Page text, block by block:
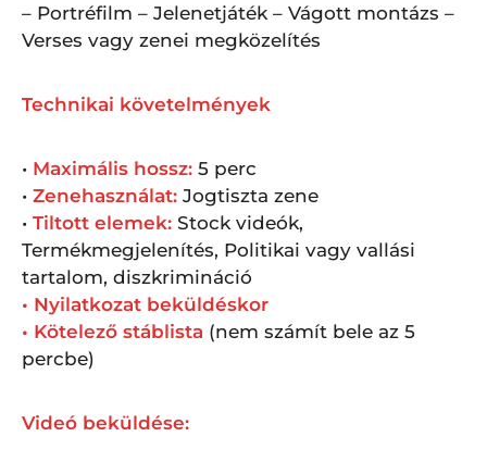
– Portréfilm – Jelenetjáték – Vágott montázs –
Verses vagy zenei megközelítés
Technikai követelmények
• Maximális hossz: 5 perc
• Zenehasználat: Jogtiszta zene
• Tiltott elemek: Stock videók,
Termékmegjelenítés, Politikai vagy vallási
tartalom, diszkrimináció
• Nyilatkozat beküldéskor
• Kötelező stáblista (nem számít bele az 5
percbe)
Videó beküldése: